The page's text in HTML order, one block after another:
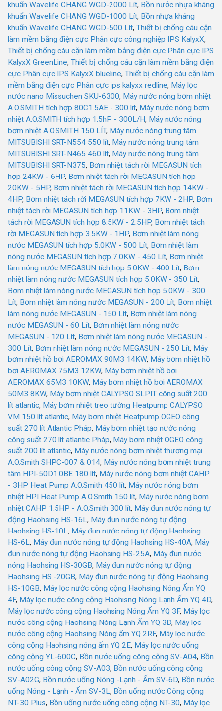
khuẩn Wavelife CHANG WGD-2000 Lít, Bồn nước nhựa kháng
khuẩn Wavelife CHANG WGD-1000 Lít, Bồn nhựa kháng
khuẩn Wavelife CHANG WGD-500 Lít, Thiết bị chống cáu cặn
làm mềm bằng điện cực Phân cực công nghiệp IPS KalyxX,
Thiết bị chống cáu cặn làm mềm bằng điện cực Phân cực IPS
KalyxX GreenLine, Thiết bị chống cáu cặn làm mềm bằng điện
cực Phân cực IPS KalyxX blueline, Thiết bị chống cáu cặn làm
mềm bằng điện cực Phân cực ips kalyxx redline, Máy lọc
nước nano Missuchen SKU-6300, Máy nước nóng bơm nhiệt
A.O.SMITH tích hợp 80C1.5AE - 300 lit, Máy nước nóng bơm
nhiệt A.O.SMITH tích hợp 1.5hP - 300L/H, Máy nước nóng
bơm nhiệt A.O.SMITH 150 LÍT, Máy nước nóng trung tâm
MITSUBISHI SRT-N554 550 lít, Máy nước nóng trung tâm
MITSUBISHI SRT-N465 460 lít, Máy nước nóng trung tâm
MITSUBISHI SRT-N375, Bơm nhiệt tách rời MEGASUN tích
hợp 24KW - 6HP, Bơm nhiệt tách rời MEGASUN tích hợp
20KW - 5HP, Bơm nhiệt tách rời MEGASUN tích hợp 14KW -
4HP, Bơm nhiệt tách rời MEGASUN tích hợp 7KW - 2HP, Bơm
nhiệt tách rời MEGASUN tích hợp 11KW - 3HP, Bơm nhiệt
tách rời MEGASUN tích hợp 8.5KW - 2.5HP, Bơm nhiệt tách
rời MEGASUN tích hợp 3.5KW - 1HP, Bơm nhiệt làm nóng
nước MEGASUN tích hợp 5.0KW - 500 Lít, Bơm nhiệt làm
nóng nước MEGASUN tích hợp 7.0KW - 450 Lít, Bơm nhiệt
làm nóng nước MEGASUN tích hợp 5.0KW - 400 Lít, Bơm
nhiệt làm nóng nước MEGASUN tích hợp 5.0KW - 350 Lít,
Bơm nhiệt làm nóng nước MEGASUN tích hợp 5.0KW - 300
Lít, Bơm nhiệt làm nóng nước MEGASUN - 200 Lít, Bơm nhiệt
làm nóng nước MEGASUN - 150 Lít, Bơm nhiệt làm nóng
nước MEGASUN - 60 Lít, Bơm nhiệt làm nóng nước
MEGASUN - 120 Lít, Bơm nhiệt làm nóng nước MEGASUN -
300 Lít, Bơm nhiệt làm nóng nước MEGASUN - 250 Lít, Máy
bơm nhiệt hồ bơi AEROMAX 90M3 14KW, Máy bơm nhiệt hồ
bơi AEROMAX 75M3 12KW, Máy bơm nhiệt hồ bơi
AEROMAX 65M3 10KW, Máy bơm nhiệt hồ bơi AEROMAX
50M3 8KW, Máy bơm nhiệt CALYPSO SLPIT công suất 200
lít atlantic, Máy bơm nhiệt treo tường Heatpump CALYPSO
VM 150 lít atlantic, Máy bơm nhiệt Heatpump OGEO công
suất 270 lít Atlantic Pháp, Máy bơm nhiệt tạo nước nóng
công suất 270 lít atlantic Pháp, Máy bơm nhiệt OGEO công
suất 200 lít atlantic, Máy nước nóng bơm nhiệt thương mại
A.O.Smith SHPC-007 & 014, Máy nước nóng bơm nhiệt trung
tâm HPI-50D1.0BE 180 lít, Máy nước nóng bơm nhiệt CAHP
- 3HP Heat Pump A.O.Smith 450 lít, Máy nước nóng bơm
nhiệt HPI Heat Pump A.O.Smith 150 lít, Máy nước nóng bơm
nhiệt CAHP 1.5HP - A.O.Smith 300 lít, Máy đun nước nóng tự
động Haohsing HS-16L, Máy đun nước nóng tự động
Haohsing HS-10L, Máy đun nước nóng tự động Haohsing
HS-6L, Máy đun nước nóng tự động Haohsing HS-40A, Máy
đun nước nóng tự động Haohsing HS-25A, Máy đun nước
nóng Haohsing HS-30GB, Máy đun nước nóng tự động
Haohsing HS -20GB, Máy đun nước nóng tự động Haohsing
HS-10GB, Máy lọc nước công cộng Haohsing Nóng Ấm YQ
4F, Máy lọc nước công cộng Haohisng Nóng Lạnh Ấm YQ 4D,
Máy lọc nước công cộng Haohsing Nóng Ấm YQ 3F, Máy lọc
nước công cộng Haohsing Nóng Lạnh Ấm YQ 3D, Máy lọc
nước công cộng Haohsing Nóng ấm YQ 2RF, Máy lọc nước
công cộng Haohsing nóng ấm YQ 2E, Máy lọc nước uống
công cộng YL-600C, Bồn nước uống công cộng SV-A04, Bồn
nước uống công cộng SV-A03, Bồn nước uống công cộng
SV-A02G, Bồn nước uống Nóng -Lạnh - Ấm SV-6D, Bồn nước
uống Nóng - Lạnh - Ấm SV-3L, Bồn uống nước Công cộng
NT-30 Plus, Bồn uống nước uống công cộng NT-30, Máy lọc